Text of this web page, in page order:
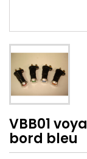
VBB01
bord bleu